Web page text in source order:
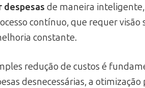
despesas de maneira
contínuo, que requer visão
constante.
redução de custos é
desnecessárias, a otimização